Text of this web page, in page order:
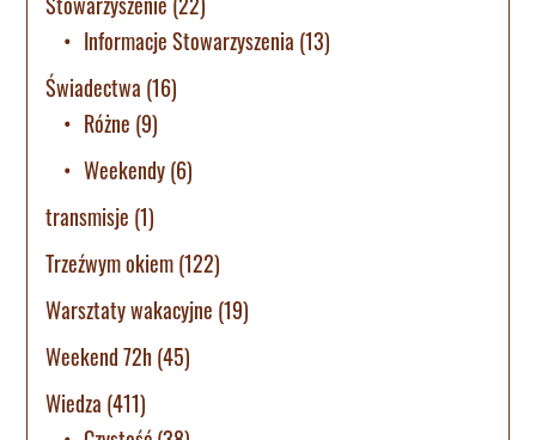
Informacje Stowarzyszenia (13)
Świadectwa (16)
Różne (9)
Weekendy(6)
transmisje (1)
Trzeźwym okiem(122)
Warsztaty wakacyjne (19)
Weekend 72h(45)
Wiedza (411)